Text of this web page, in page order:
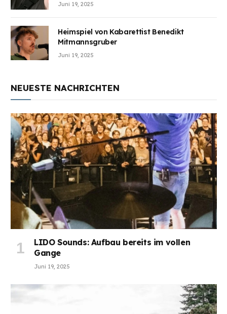
Juni 19, 2025
Heimspiel von Kabarettist Benedikt
Mitmannsgruber
Juni 19, 2025
NEUESTE NACHRICHTEN
LIDO Sounds: Aufbau bereits im vollen
Gange
Juni 19, 2025